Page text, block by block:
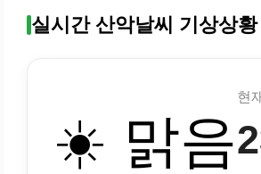
실시간 산악날씨 기상상황
☀️ 맑음
현